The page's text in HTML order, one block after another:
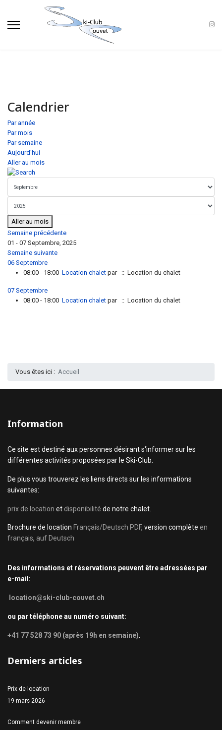
Calendrier
Par année
Par mois
Par semaine
Aujourd'hui
Aller au mois
Aller au mois
Semaine précédente
01 - 07 Septembre, 2025
Semaine suivante
06 Septembre
08:00 - 18:00 Location chalet par :: Location du chalet
07 Septembre
08:00 - 18:00 Location chalet par :: Location du chalet
Vous êtes ici : Accueil
Information
Ce site est destiné aux personnes désirant s'informer sur les
différentes activités proposées par le Ski-Club.
De plus vous trouverez les liens directs sur les informations
suivantes:
prix de location et disponibilité de notre chalet.
Brochure de location Français/Deutsch PDF, version complète en
français, auf Deutsch
Des informations et réservations peuvent être adressées par
e-mail:
location@ski-club-couvet.ch
ou par téléphone au numéro suivant:
+41 77 528 73 90 (après 19h en semaine)
Derniers articles
Prix de location
19 mars 2026
Comment devenir membre